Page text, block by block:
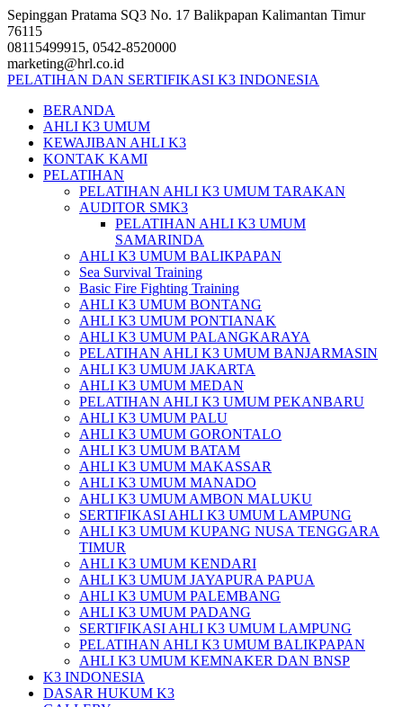
Skip
to
content
Sepinggan Pratama SQ3 No. 17 Balikpapan Kalimantan Timur
76115
08115499915, 0542-8520000
marketing@hrl.co.id
PELATIHAN DAN SERTIFIKASI K3 INDONESIA
BERANDA
AHLI K3 UMUM
KEWAJIBAN AHLI K3
KONTAK KAMI
PELATIHAN
PELATIHAN AHLI K3 UMUM TARAKAN
AUDITOR SMK3
PELATIHAN AHLI K3 UMUM
SAMARINDA
AHLI K3 UMUM BALIKPAPAN
Sea Survival Training
Basic Fire Fighting Training
AHLI K3 UMUM BONTANG
AHLI K3 UMUM PONTIANAK
AHLI K3 UMUM PALANGKARAYA
PELATIHAN AHLI K3 UMUM BANJARMASIN
AHLI K3 UMUM JAKARTA
AHLI K3 UMUM MEDAN
PELATIHAN AHLI K3 UMUM PEKANBARU
AHLI K3 UMUM PALU
AHLI K3 UMUM GORONTALO
AHLI K3 UMUM BATAM
AHLI K3 UMUM MAKASSAR
AHLI K3 UMUM MANADO
AHLI K3 UMUM AMBON MALUKU
SERTIFIKASI AHLI K3 UMUM LAMPUNG
AHLI K3 UMUM KUPANG NUSA TENGGARA
TIMUR
AHLI K3 UMUM KENDARI
AHLI K3 UMUM JAYAPURA PAPUA
AHLI K3 UMUM PALEMBANG
AHLI K3 UMUM PADANG
SERTIFIKASI AHLI K3 UMUM LAMPUNG
PELATIHAN AHLI K3 UMUM BALIKPAPAN
AHLI K3 UMUM KEMNAKER DAN BNSP
K3 INDONESIA
DASAR HUKUM K3